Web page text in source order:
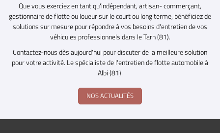
Que vous exerciez en tant qu'indépendant, artisan- commerçant,
gestionnaire de flotte ou loueur sur le court ou long terme, bénéficiez de
solutions sur mesure pour répondre à vos besoins d'entretien de vos
véhicules professionnels dans le Tarn (81).
Contactez-nous dès aujourd'hui pour discuter de la meilleure solution
pour votre activité. Le spécialiste de l'entretien de flotte automobile à
Albi (81).
NOS ACTUALITÉS